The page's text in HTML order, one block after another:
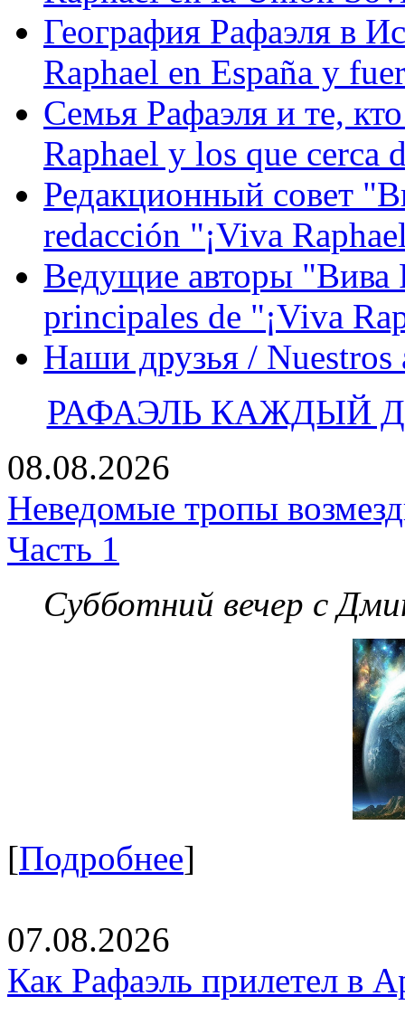
География Рафаэля в
Raphael en España y
Семья Рафаэля и те,
Raphael y los que cerca
Редакционный совет
redacción "¡Viva
Ведущие авторы "Вива
principales de "¡Viva
Наши друзья / Nuestros
РАФАЭЛЬ КАЖДЫЙ
08.08.2026
Неведомые тропы
Часть 1
Субботний вечер с
[Подробнее]
07.08.2026
Как Рафаэль прилетел в